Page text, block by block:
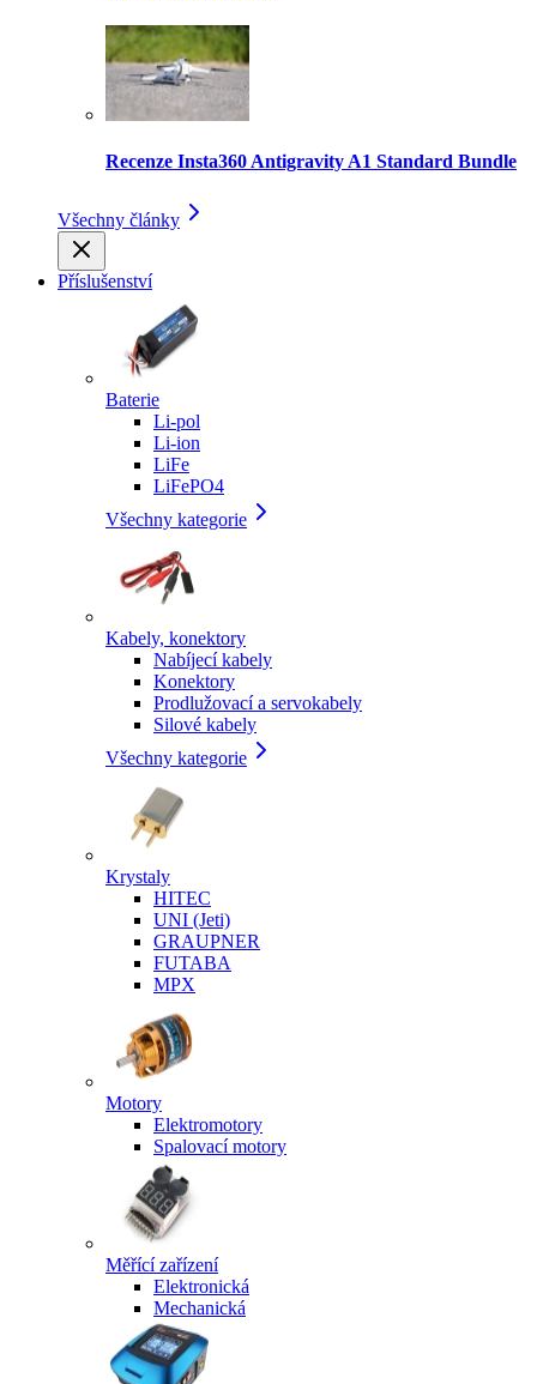
Recenze Insta360 Antigravity A1 Standard Bundle
Všechny články
Příslušenství
Baterie
Li-pol
Li-ion
LiFe
LiFePO4
Všechny kategorie
Kabely, konektory
Nabíjecí kabely
Konektory
Prodlužovací a servokabely
Silové kabely
Všechny kategorie
Krystaly
HITEC
UNI (Jeti)
GRAUPNER
FUTABA
MPX
Motory
Elektromotory
Spalovací motory
Měřící zařízení
Elektronická
Mechanická